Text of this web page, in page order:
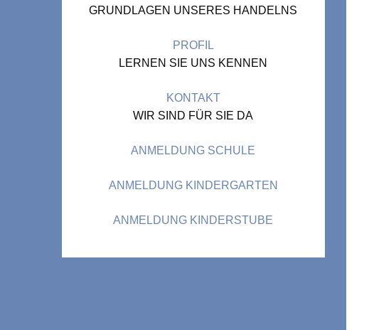
GRUNDLAGEN UNSERES HANDELNS
PROFIL
LERNEN SIE UNS KENNEN
KONTAKT
WIR SIND FÜR SIE DA
ANMELDUNG SCHULE
ANMELDUNG KINDERGARTEN
ANMELDUNG KINDERSTUBE